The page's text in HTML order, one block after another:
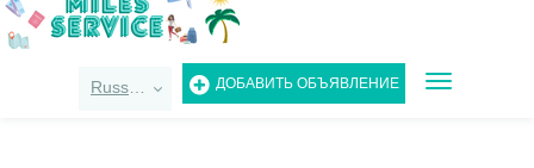
ДОБАВИТЬ ОБЪЯВЛЕНИЕ
TOGGLE